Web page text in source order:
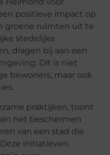
Helmond voor
positieve impact op
groene ruimten uit te
stedelijke
dragen bij aan een
Dit is niet
bewoners, maar ook
praktijken, toont
het beschermen
van een stad die
initiatieven